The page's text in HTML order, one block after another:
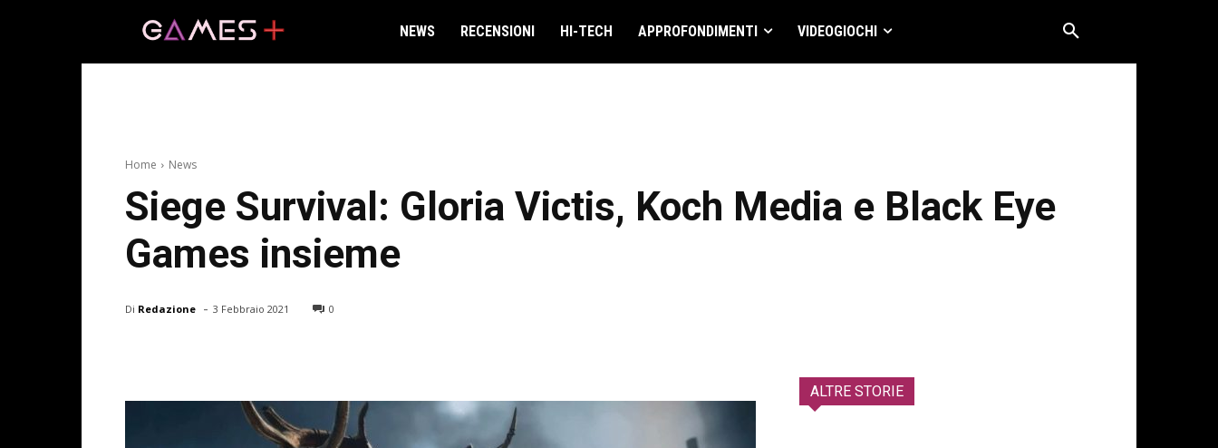
NEWS RECENSIONI HI-TECH APPROFONDIMENTI VIDEOGIOCHI
Home News
Siege Survival: Gloria Victis, Koch Media e Black Eye
Games insieme
Di Redazione - 3 Febbraio 2021 0
ALTRE STORIE